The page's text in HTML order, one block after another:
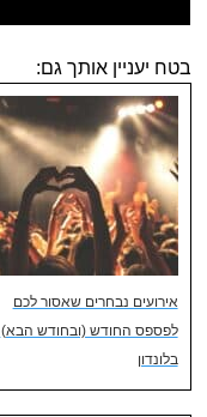
בטח יעניין אותך גם:
אירועים נבחרים שאסור לכם
לפספס החודש (ובחודש הבא)
בלונדון